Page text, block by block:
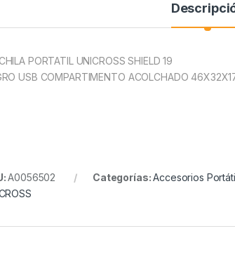
PORTATIL UNICROSS SHIELD 19
USB COMPARTIMENTO ACOLCHADO
A0056502 Categorías:Accesorios